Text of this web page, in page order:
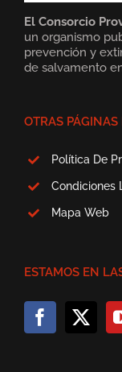
El Consorcio
un organismo
prevención y
de salvamento
OTRAS PÁGINAS
Política De
Condiciones
Mapa Web
ESTAMOS EN